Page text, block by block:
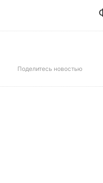
Поделитесь новостью